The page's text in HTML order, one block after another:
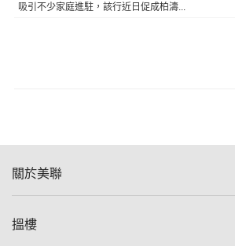
吸引不少家庭進駐，該行近日促成柏濤...
關於美聯
美聯集團
搵樓